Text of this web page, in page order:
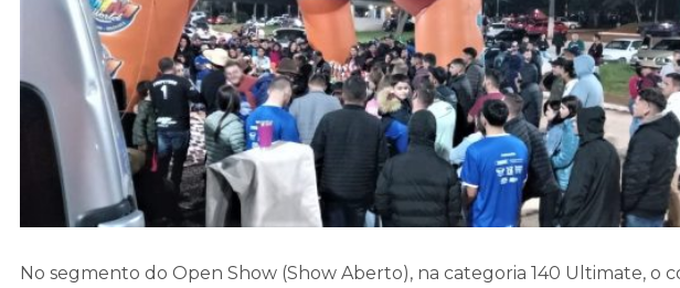
No segmento do Open Show (Show Aberto), na categoria 140 Ultimate, o